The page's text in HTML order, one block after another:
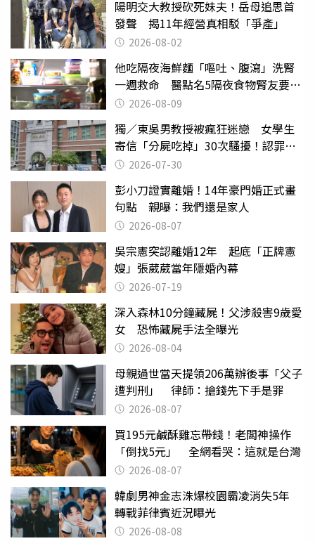
陽明交大教授砍死妹夫！岳母追思首
發聲 揭11年經營真相駁「爭產」
2026-08-02
他吃隔夜海鮮麵「嘔吐、腹瀉」洗腎
一週救命 醫點名5隔夜食物腎友要注
意 2026-08-09
獨／東吳男教授被瘋狂迷戀 女學生
寄信「分屍吃掉」30次騷擾！認罪免
關 2026-07-30
彭小刀證實離婚！14年豪門婚正式畫
句點 親曝：我們還是家人
2026-08-07
吳宗憲突認離婚12年 起底「正牌憲
嫂」張葳葳當年隱婚內幕
2026-07-19
深入森林10分鐘藏屍！父涉殺害9歲愛
女 恐怖藏屍手法全曝光
2026-08-04
母親過世當天提領206萬辦後事「父子
遭判刑」 律師：搶錢先下手是罪
2026-08-07
買195元鹹酥雞忘帶錢！老闆神操作
「倒找5元」 全網看哭：這就是台灣
2026-08-07
韓劇男神金志洙爆校園霸凌消失5年
轉戰菲律賓近況曝光
2026-08-08